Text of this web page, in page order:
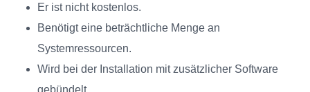
Er ist nicht kostenlos.
Benötigt eine beträchtliche Menge an
Systemressourcen.
Wird bei der Installation mit zusätzlicher Software
gebündelt.